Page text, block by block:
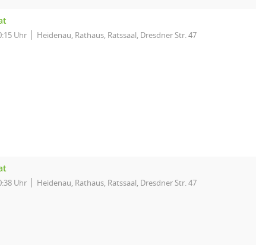
Uhr Heidenau, Rathaus, Ratssaal, Dresdner Str. 47
Uhr Heidenau, Rathaus, Ratssaal, Dresdner Str. 47